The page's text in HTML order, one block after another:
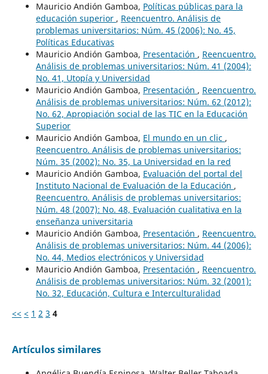
Mauricio Andión Gamboa, Políticas públicas para la
educación superior , Reencuentro. Análisis de
problemas universitarios: Núm. 45 (2006): No. 45,
Políticas Educativas
Mauricio Andión Gamboa, Presentación , Reencuentro.
Análisis de problemas universitarios: Núm. 41 (2004):
No. 41, Utopía y Universidad
Mauricio Andión Gamboa, Presentación , Reencuentro.
Análisis de problemas universitarios: Núm. 62 (2012):
No. 62, Apropiación social de las TIC en la Educación
Superior
Mauricio Andión Gamboa, El mundo en un clic ,
Reencuentro. Análisis de problemas universitarios:
Núm. 35 (2002): No. 35, La Universidad en la red
Mauricio Andión Gamboa, Evaluación del portal del
Instituto Nacional de Evaluación de la Educación ,
Reencuentro. Análisis de problemas universitarios:
Núm. 48 (2007): No. 48, Evaluación cualitativa en la
enseñanza universitaria
Mauricio Andión Gamboa, Presentación , Reencuentro.
Análisis de problemas universitarios: Núm. 44 (2006):
No. 44, Medios electrónicos y Universidad
Mauricio Andión Gamboa, Presentación , Reencuentro.
Análisis de problemas universitarios: Núm. 32 (2001):
No. 32, Educación, Cultura e Interculturalidad
<< < 1 2 3 4
Artículos similares